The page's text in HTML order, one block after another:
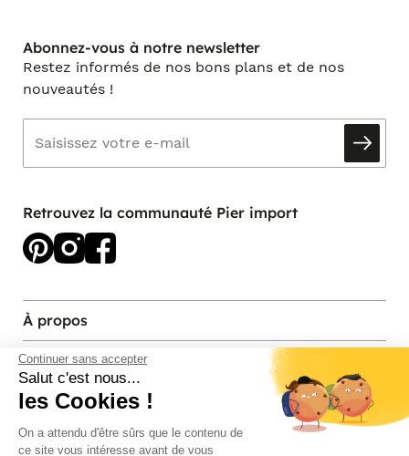
Continuer sans accepter
Salut c'est nous...
les Cookies !
On a attendu d'être sûrs que le contenu de
ce site vous intéresse avant de vous
Abonnez-vous à notre newsletter
Restez informés de nos bons plans et de nos
nouveautés !
Retrouvez la communauté Pier import
À propos
Services et contact
Magasins et Showrooms